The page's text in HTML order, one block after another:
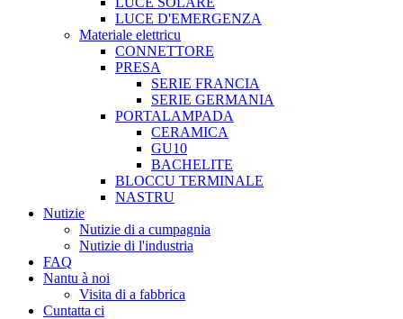
LUCE D'EMERGENZA
Materiale elettricu
CONNETTORE
PRESA
SERIE FRANCIA
SERIE GERMANIA
PORTALAMPADA
CERAMICA
GU10
BACHELITE
BLOCCU TERMINALE
NASTRU
Nutizie
Nutizie di a cumpagnia
Nutizie di l'industria
FAQ
Nantu à noi
Visita di a fabbrica
Cuntatta ci